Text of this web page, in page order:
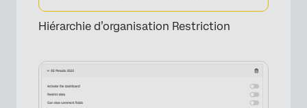
Hiérarchie d’organisation Restriction